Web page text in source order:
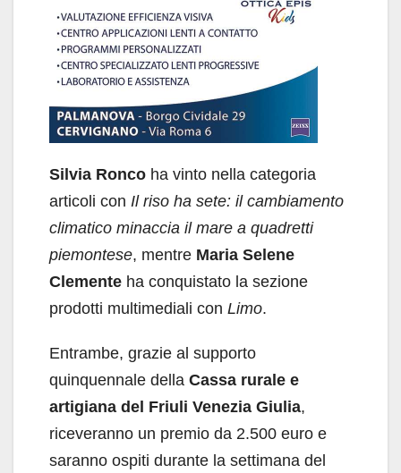
Silvia Ronco ha vinto nella categoria
articoli con Il riso ha sete: il cambiamento
climatico minaccia il mare a quadretti
piemontese, mentre Maria Selene
Clemente ha conquistato la sezione
prodotti multimediali con Limo.
Entrambe, grazie al supporto
quinquennale della Cassa rurale e
artigiana del Friuli Venezia Giulia,
riceveranno un premio da 2.500 euro e
saranno ospiti durante la settimana del